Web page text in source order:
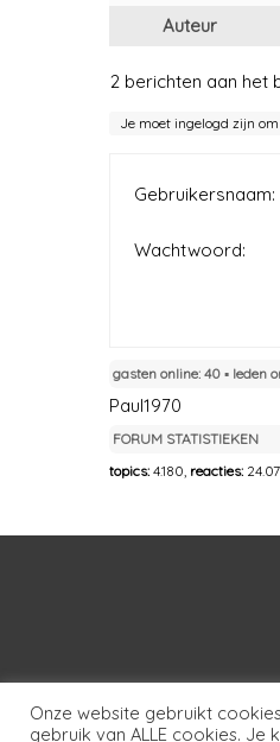
Auteur
2 berichten aan het
Je moet ingelogd zijn
Gebruikersnaam:
Wachtwoord:
gasten online: 40 ▪︎ leden
Paul1970
FORUM STATISTIEKEN
topics: 4.180, reacties:
Onze website gebruikt
gebruik van ALLE cookies.